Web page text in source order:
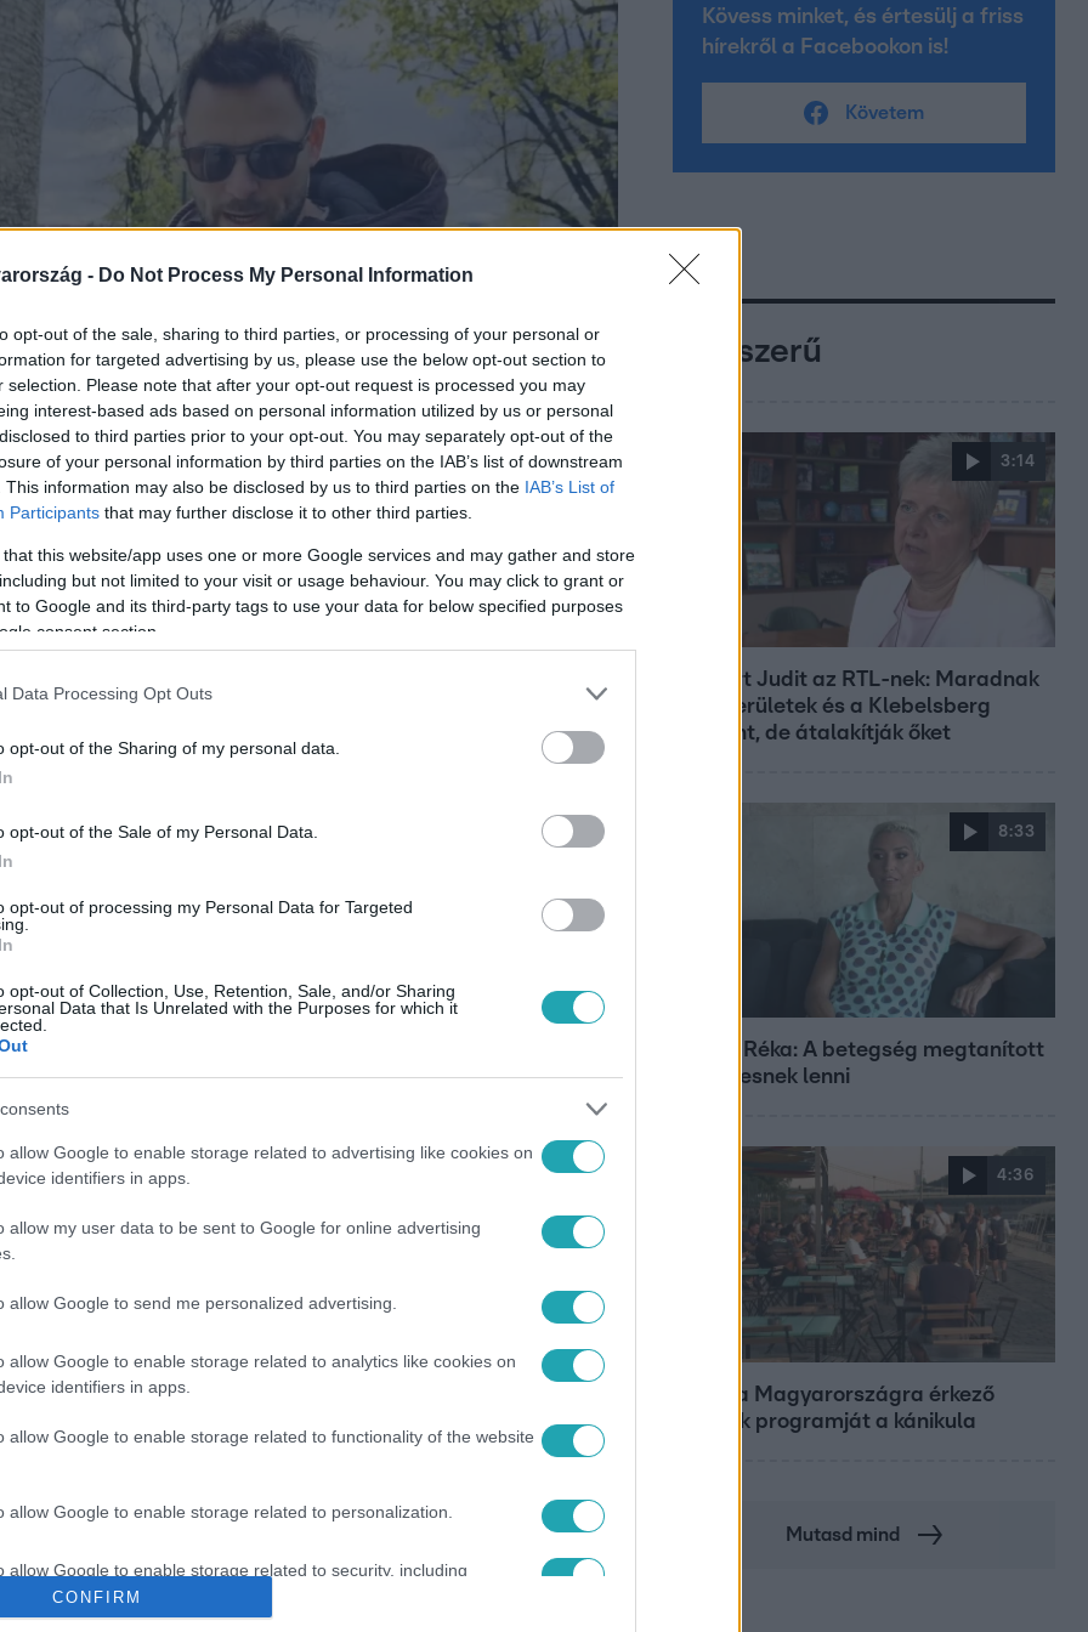
- Do Not Process My Personal Information
opt-out of the sale, sharing to third parties, or processing of your personal or
for targeted advertising by us, please use the below opt-out section to
selection. Please note that after your opt-out request is processed you may
interest-based ads based on personal information utilized by us or personal
to third parties prior to your opt-out. You may separately opt-out of the
of your personal information by third parties on the IAB’s list of downstream
This information may also be disclosed by us to third parties on the IAB’s List of
Participants that may further disclose it to other third parties.
that this website/app uses one or more Google services and may gather and store
but not limited to your visit or usage behaviour. You may click to grant or
to Google and its third-party tags to use your data for below specified purposes
consent section.
Data Processing Opt Outs
opt-out of the Sharing of my personal data.
opt-out of the Sale of my Personal Data.
opt-out of processing my Personal Data for Targeted
opt-out of Collection, Use, Retention, Sale, and/or Sharing
Data that Is Unrelated with the Purposes for which it
allow Google to enable storage related to advertising like cookies on
identifiers in apps.
allow my user data to be sent to Google for online advertising
allow Google to send me personalized advertising.
allow Google to enable storage related to analytics like cookies on
identifiers in apps.
allow Google to enable storage related to functionality of the website
allow Google to enable storage related to personalization.
allow Google to enable storage related to security, including
functionality and fraud prevention, and other user protection.
CONFIRM
a várost, hogy részletesen
Tallinn teljesen egyedi atmoszférájával
szerint a középkori hangulatú
során. Az észt főváros
tökéletes kikapcsolódást, akik
és a mérsékeltebb klímájú
a szabadságuk alatt.
legyen a Google-találatokban!
# TALLINN #TURIZMUS #TIHANYI PETI ÉSZORSZÁG
Kövess minket, és értesülj a friss
hírekről a Facebookon is!
Követem
Népszerű
3:14
Lannert Judit az RTL-nek: Maradnak
a tankerületek és a Klebelsberg
Központ, de átalakítják őket
8:33
Rubint Réka: A betegség megtanított
türelmesnek lenni
4:36
Átírta a Magyarországra érkező
turisták programját a kánikula
Mutasd mind